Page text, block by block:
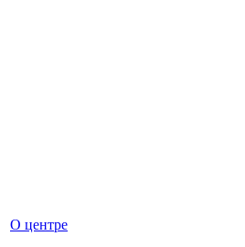
О центре